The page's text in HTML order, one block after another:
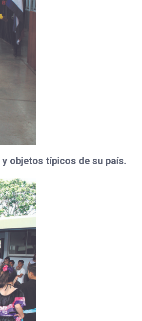
objetos típicos de su país.